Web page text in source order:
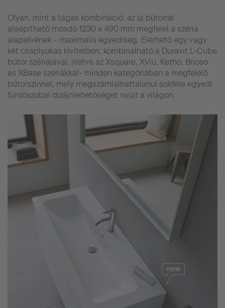
Olyan, mint a tágas kombináció: az új bútorral
aláépíthető mosdó 1230 x 490 mm megfelel a széria
alapelvének - maximális egyediség. Elérhető egy vagy
két csaplyukas kivitelben, kombinálható a Duravit L-Cube
bútor szériájával, illetve az Xsquare, XViu, Ketho, Brioso
és XBase szériákkal- minden kategóriában a megfelelő
bútorszínnel, mely megszámlálhattalanul sokféle egyedi
fürdőszobai dizájnlehetőséget nyújt a világon.